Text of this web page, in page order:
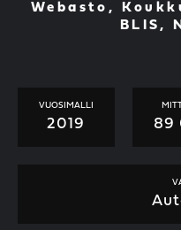
Webasto,
BLIS,
VUOSIMALLI
2019 89